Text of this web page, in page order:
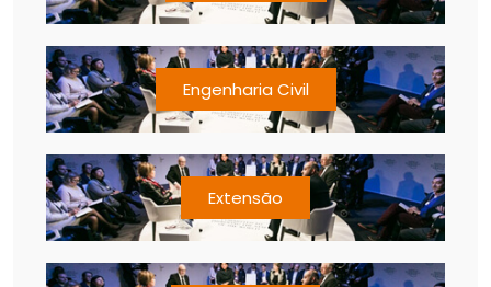
Engenharia Civil
Extensão